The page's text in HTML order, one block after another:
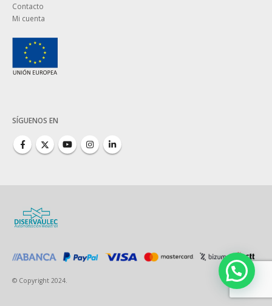
Contacto
Mi cuenta
SÍGUENOS EN
© Copyright 2024.